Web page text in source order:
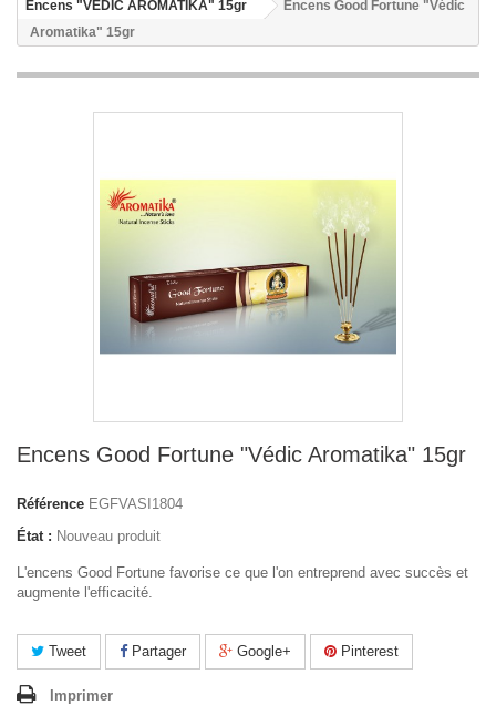
Encens "VEDIC AROMATIKA" 15gr
Encens Good Fortune "Védic
Aromatika" 15gr
Encens Good Fortune "Védic Aromatika" 15gr
Référence EGFVASI1804
État : Nouveau produit
L'encens Good Fortune favorise ce que l'on entreprend avec succès et
augmente l'efficacité.
Tweet Partager Google+ Pinterest
Imprimer